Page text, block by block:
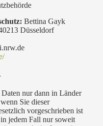
Bettina Gayk
Düsseldorf
nur dann in Länder
Sie dieser
vorgeschrieben ist
jedem Fall nur soweit